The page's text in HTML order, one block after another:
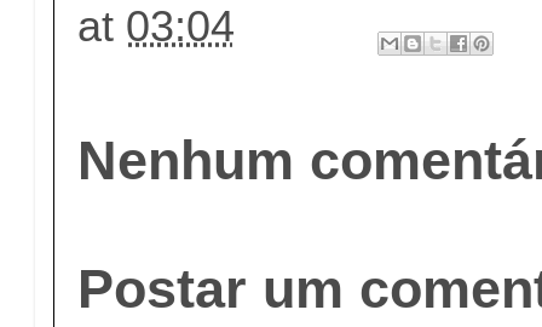
at 03:04
Nenhum
Postar um